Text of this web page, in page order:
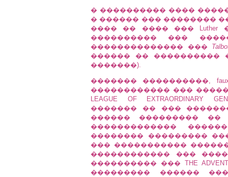
� ���������� ����
� ������ ��� ��������
���� �� ���� ���
���������� ���
�������������� ���
������ �� ����������
�������).
������� ����������,
������������ ���
LEAGUE OF
������� �� ���
������ ��������� ��
�������������
�������� ���������
��� ����������� ������
������������ ���
���������� ��� THE
��������� ������